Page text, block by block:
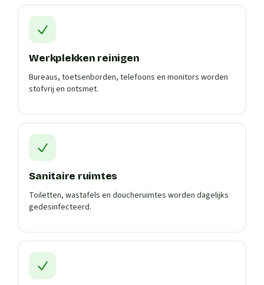
Werkplekken reinigen
Bureaus, toetsenborden, telefoons en monitors worden
stofvrij en ontsmet.
Sanitaire ruimtes
Toiletten, wastafels en doucheruimtes worden dagelijks
gedesinfecteerd.